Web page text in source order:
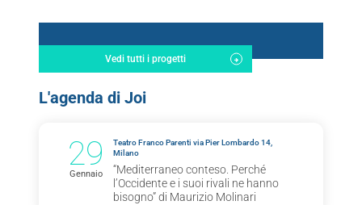
Vedi tutti i progetti
L'agenda di Joi
29
Gennaio
Teatro Franco Parenti via Pier Lombardo 14,
Milano
“Mediterraneo conteso. Perché
l’Occidente e i suoi rivali ne hanno
bisogno” di Maurizio Molinari